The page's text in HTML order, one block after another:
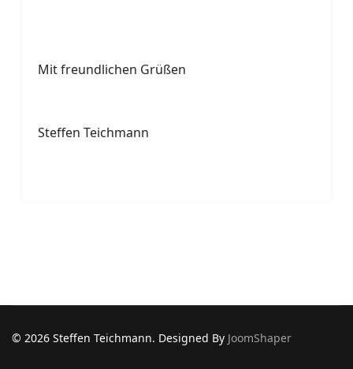
CONNECT AND
Mit freundlichen Grüßen
Steffen Teichmann
© 2026 Steffen Teichmann. Designed By JoomShaper